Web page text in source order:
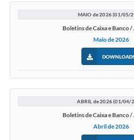
MAIO de 2026 (01/05/
Boletins de Caixa e Banco
Maio de 2026
ABRIL de 2026 (01/04/
Boletins de Caixa e Banco
Abril de 2026